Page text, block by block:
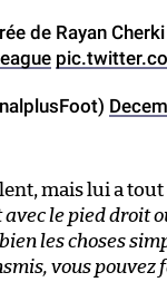
de Rayan
mais lui a
avec le pied droit
les choses
vous pouvez